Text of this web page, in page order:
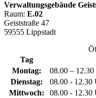
Verwaltungsgebäude
Raum: E.02
Geiststraße 47
59555 Lippstadt
Tag
Montag:
08.00 –
Dienstag:
08.00 - 12.30
Mittwoch:
08.00 - 12.30